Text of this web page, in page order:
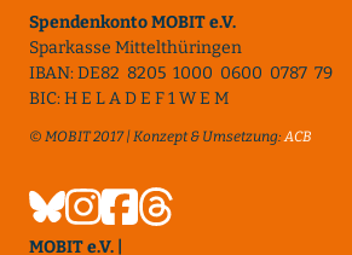
Spendenkonto MOBIT e.V.
Sparkasse Mittelthüringen
IBAN: DE82 8205 1000 0600 0787 79
BIC: H E L A D E F 1 W E M
© MOBIT 2017 | Konzept & Umsetzung:ACB
MOBIT e.V. |